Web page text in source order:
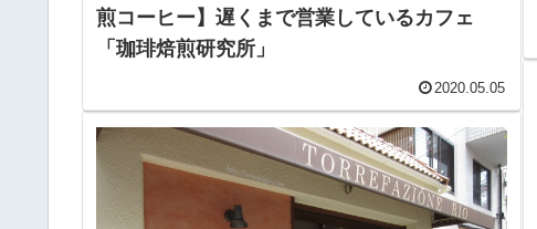
煎コーヒー】遅くまで営業しているカフェ
「珈琲焙煎研究所」
2020.05.05